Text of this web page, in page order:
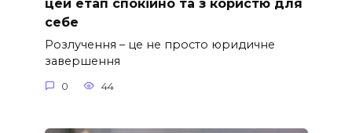
цей етап спокійно та з користю для
себе
Розлучення – це не просто юридичне
завершення
0 44